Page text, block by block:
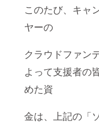
このたび、キャ
ヤーの
クラウドファン
よって支援者の
めた資
金は、上記の「